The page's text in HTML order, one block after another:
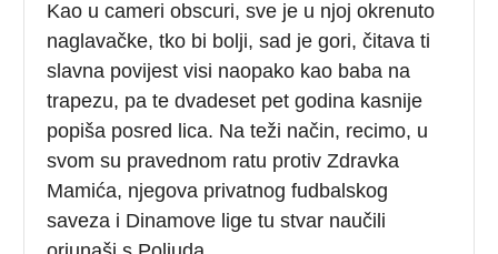
Kao u cameri obscuri, sve je u njoj okrenuto
naglavačke, tko bi bolji, sad je gori, čitava ti
slavna povijest visi naopako kao baba na
trapezu, pa te dvadeset pet godina kasnije
popiša posred lica. Na teži način, recimo, u
svom su pravednom ratu protiv Zdravka
Mamića, njegova privatnog fudbalskog
saveza i Dinamove lige tu stvar naučili